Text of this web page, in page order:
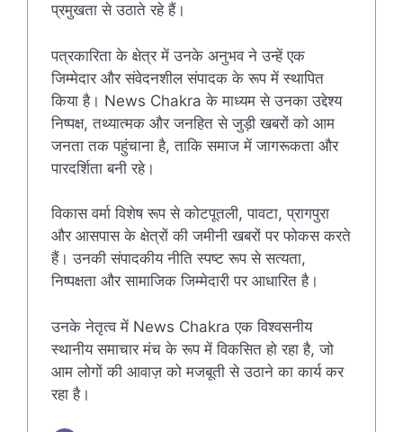
प्रमुखता से उठाते रहे हैं।
पत्रकारिता के क्षेत्र में उनके अनुभव ने उन्हें एक
जिम्मेदार और संवेदनशील संपादक के रूप में स्थापित
किया है। News Chakra के माध्यम से उनका उद्देश्य
निष्पक्ष, तथ्यात्मक और जनहित से जुड़ी खबरों को आम
जनता तक पहुंचाना है, ताकि समाज में जागरूकता और
पारदर्शिता बनी रहे।
विकास वर्मा विशेष रूप से कोटपूतली, पावटा, प्रागपुरा
और आसपास के क्षेत्रों की जमीनी खबरों पर फोकस करते
हैं। उनकी संपादकीय नीति स्पष्ट रूप से सत्यता,
निष्पक्षता और सामाजिक जिम्मेदारी पर आधारित है।
उनके नेतृत्व में News Chakra एक विश्वसनीय
स्थानीय समाचार मंच के रूप में विकसित हो रहा है, जो
आम लोगों की आवाज़ को मजबूती से उठाने का कार्य कर
रहा है।